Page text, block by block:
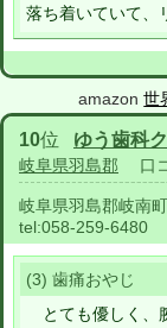
落ち着いていて、
amazon世
10位 ゆう歯科
岐阜県羽島郡 口
岐阜県羽島郡岐南
tel:058-259-6480
(3) 歯痛おやじ
とても優しく、